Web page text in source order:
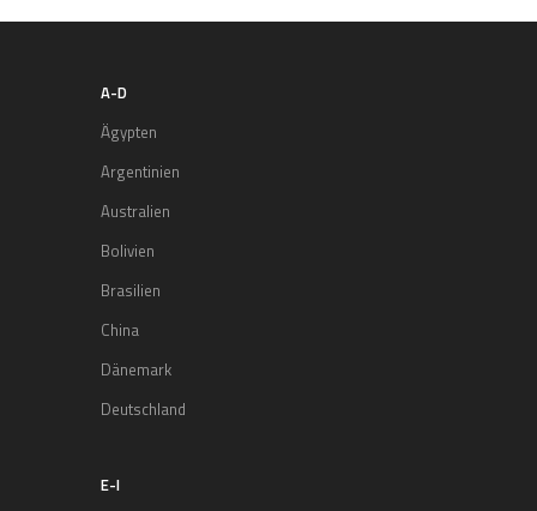
A-D
Ägypten
Argentinien
Australien
Bolivien
Brasilien
China
Dänemark
Deutschland
E-I